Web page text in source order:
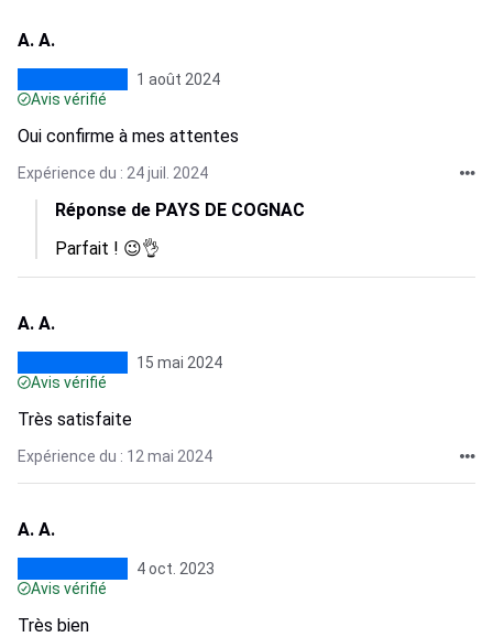
A. A.
1 août 2024
Avis vérifié
Oui confirme à mes attentes
Expérience du : 24 juil. 2024
Réponse de PAYS DE COGNAC
Parfait ! 😉👌
A. A.
15 mai 2024
Avis vérifié
Très satisfaite
Expérience du : 12 mai 2024
A. A.
4 oct. 2023
Avis vérifié
Très bien